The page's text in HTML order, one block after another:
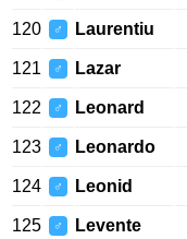
120 ♂ Laurentiu
121 ♂ Lazar
122 ♂ Leonard
123 ♂ Leonardo
124 ♂ Leonid
125 ♂ Levente